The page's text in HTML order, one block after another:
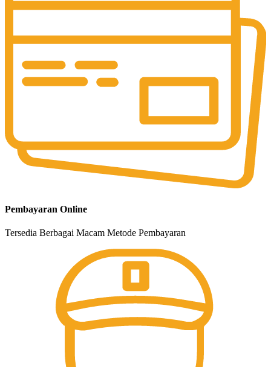
Pembayaran Online
Tersedia Berbagai Macam Metode Pembayaran